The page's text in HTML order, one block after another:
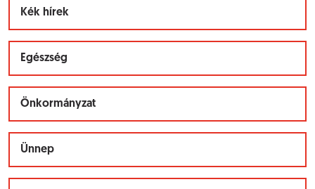
Kék hírek
Egészség
Önkormányzat
Ünnep